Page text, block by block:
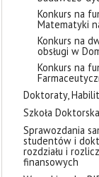
Konkurs na
Matematyki
Konkurs na
obsługi w
Konkurs na
Doktoraty,
Szkoła Doktorska
Sprawozdania
studentów i
rozdziału i
finansowych